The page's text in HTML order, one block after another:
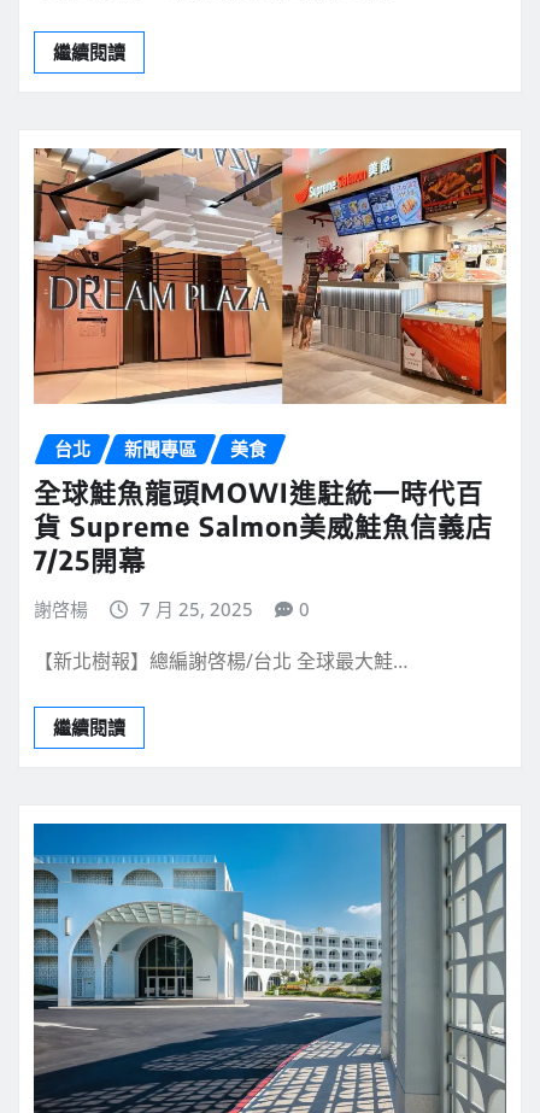
繼續閱讀
台北 新聞專區 美食
全球鮭魚龍頭MOWI進駐統一時代百
貨 Supreme Salmon美威鮭魚信義店
7/25開幕
謝啓楊 7 月 25, 2025 0
【新北樹報】總編謝啓楊/台北 全球最大鮭…
繼續閱讀